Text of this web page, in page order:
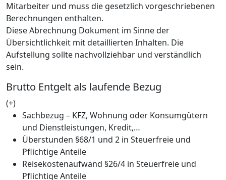
Mitarbeiter und muss die gesetzlich vorgeschriebenen
Berechnungen enthalten.
Diese Abrechnung Dokument im Sinne der
Übersichtlichkeit mit detaillierten Inhalten. Die
Aufstellung sollte nachvollziehbar und verständlich
sein.
Brutto Entgelt als laufende Bezug
(+)
Sachbezug – KFZ, Wohnung oder Konsumgütern
und Dienstleistungen, Kredit,…
Überstunden §68/1 und 2 in Steuerfreie und
Pflichtige Anteile
Reisekostenaufwand §26/4 in Steuerfreie und
Pflichtige Anteile